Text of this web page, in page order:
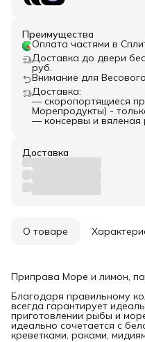
Преимущества
Оплата частями в
Доставка до двери
руб.
Внимание для
Доставка:
— скоропортящиеся
Морепродукты) -
— консервы и вяленая
Доставка
О товаре
Приправа Море и лимон,
Благодаря правильному
всегда гарантирует
приготовлении рыбы и
идеально сочетается с
креветками, раками,